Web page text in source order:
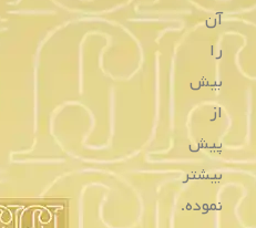
رفته،
این
برند
تلاش
می‌کند
تا
تمامی